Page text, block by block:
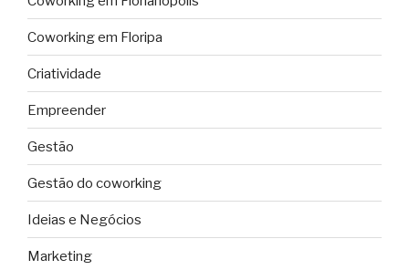
Coworking em Floripa
Criatividade
Empreender
Gestão
Gestão do coworking
Ideias e Negócios
Marketing